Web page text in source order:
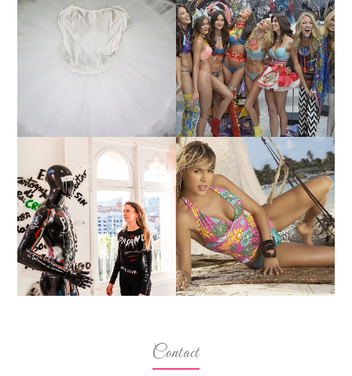
TUTORIAL PARA HACER
UN TUTÚ DE BALLET DE
PLATO CON ARO.
¿QUIERES SABER LA
EDAD Y ALTURA DE LAS
MODELOS VICTORIA'S
SECRET 2017?
MARGA GONZÁLEZ Y
ELIA FERNÁNDEZ
DIALOGAN EN ESPACIO
DEL ANONIMATO, LA
CASA ROSA DE OVIEDO
LA ALTURA DE LAS
MODELOS MAS
BAJITAS
Contact